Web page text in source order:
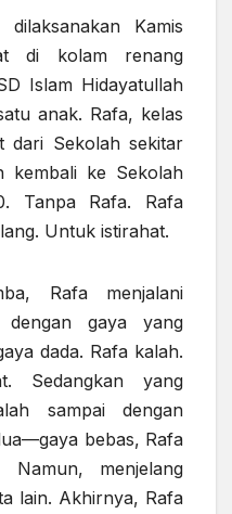
Kamis
di kolam renang
Islam Hidayatullah
anak. Rafa, kelas
dari Sekolah sekitar
kembali ke Sekolah
Tanpa Rafa. Rafa
Untuk istirahat.
Rafa menjalani
gaya yang
dada. Rafa kalah.
Sedangkan yang
sampai dengan
bebas, Rafa
menjelang
lain. Akhirnya, Rafa